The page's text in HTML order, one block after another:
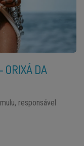
ORIXÁ DA
responsável